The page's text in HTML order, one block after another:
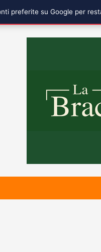
preferite su Google per